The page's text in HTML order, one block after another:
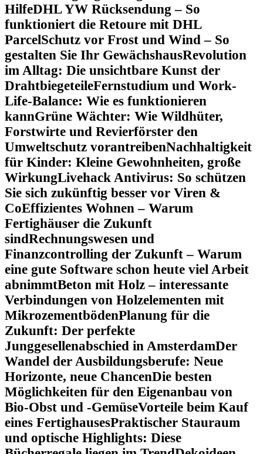
HilfeDHL YW Rücksendung – So
funktioniert die Retoure mit DHL
ParcelSchutz vor Frost und Wind – So
gestalten Sie Ihr GewächshausRevolution
im Alltag: Die unsichtbare Kunst der
DrahtbiegeteileFernstudium und Work-
Life-Balance: Wie es funktionieren
kannGrüne Wächter: Wie Wildhüter,
Forstwirte und Revierförster den
Umweltschutz vorantreibenNachhaltigkeit
für Kinder: Kleine Gewohnheiten, große
WirkungLivehack Antivirus: So schützen
Sie sich zukünftig besser vor Viren &
CoEffizientes Wohnen – Warum
Fertighäuser die Zukunft
sindRechnungswesen und
Finanzcontrolling der Zukunft – Warum
eine gute Software schon heute viel Arbeit
abnimmtBeton mit Holz – interessante
Verbindungen von Holzelementen mit
MikrozementbödenPlanung für die
Zukunft: Der perfekte
Junggesellenabschied in AmsterdamDer
Wandel der Ausbildungsberufe: Neue
Horizonte, neue ChancenDie besten
Möglichkeiten für den Eigenanbau von
Bio-Obst und -GemüseVorteile beim Kauf
eines FertighausesPraktischer Stauraum
und optische Highlights: Diese